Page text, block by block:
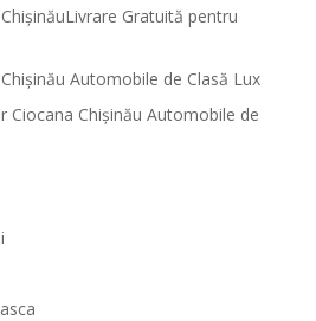
Gratuită pentru
Automobile de Clasă Lux
Ciocana Chișinău Automobile de